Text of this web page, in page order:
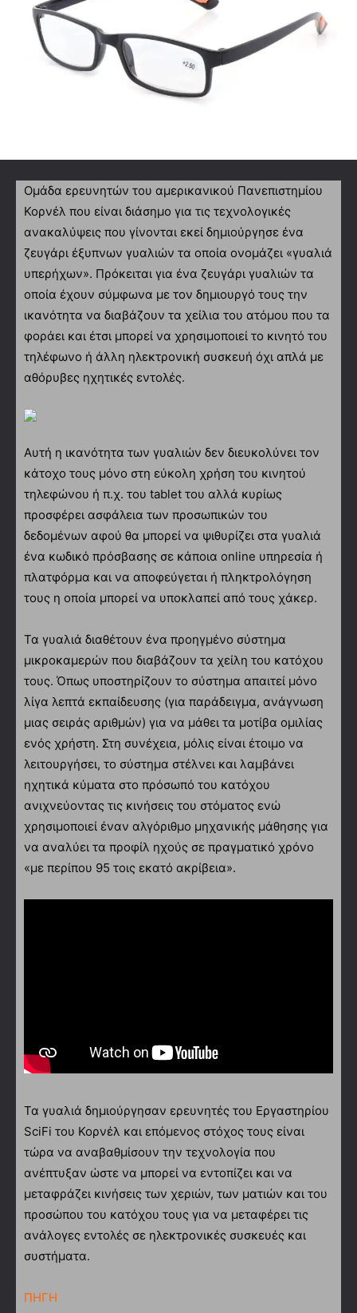
Ομάδα ερευνητών του αμερικανικού Πανεπιστημίου
Κορνέλ που είναι διάσημο για τις τεχνολογικές
ανακαλύψεις που γίνονται εκεί δημιούργησε ένα
ζευγάρι έξυπνων γυαλιών τα οποία ονομάζει «γυαλιά
υπερήχων». Πρόκειται για ένα ζευγάρι γυαλιών τα
οποία έχουν σύμφωνα με τον δημιουργό τους την
ικανότητα να διαβάζουν τα χείλια του ατόμου που τα
φοράει και έτσι μπορεί να χρησιμοποιεί το κινητό του
τηλέφωνο ή άλλη ηλεκτρονική συσκευή όχι απλά με
αθόρυβες ηχητικές εντολές.
Αυτή η ικανότητα των γυαλιών δεν διευκολύνει τον
κάτοχο τους μόνο στη εύκολη χρήση του κινητού
τηλεφώνου ή π.χ. του tablet του αλλά κυρίως
προσφέρει ασφάλεια των προσωπικών του
δεδομένων αφού θα μπορεί να ψιθυρίζει στα γυαλιά
ένα κωδικό πρόσβασης σε κάποια online υπηρεσία ή
πλατφόρμα και να αποφεύγεται ή πληκτρολόγηση
τους η οποία μπορεί να υποκλαπεί από τους χάκερ.
Τα γυαλιά διαθέτουν ένα προηγμένο σύστημα
μικροκαμερών που διαβάζουν τα χείλη του κατόχου
τους. Όπως υποστηρίζουν το σύστημα απαιτεί μόνο
λίγα λεπτά εκπαίδευσης (για παράδειγμα, ανάγνωση
μιας σειράς αριθμών) για να μάθει τα μοτίβα ομιλίας
ενός χρήστη. Στη συνέχεια, μόλις είναι έτοιμο να
λειτουργήσει, το σύστημα στέλνει και λαμβάνει
ηχητικά κύματα στο πρόσωπό του κατόχου
ανιχνεύοντας τις κινήσεις του στόματος ενώ
χρησιμοποιεί έναν αλγόριθμο μηχανικής μάθησης για
να αναλύει τα προφίλ ηχούς σε πραγματικό χρόνο
«με περίπου 95 τοις εκατό ακρίβεια».
Τα γυαλιά δημιούργησαν ερευνητές του Εργαστηρίου
SciFi του Κορνέλ και επόμενος στόχος τους είναι
τώρα να αναβαθμίσουν την τεχνολογία που
ανέπτυξαν ώστε να μπορεί να εντοπίζει και να
μεταφράζει κινήσεις των χεριών, των ματιών και του
προσώπου του κατόχου τους για να μεταφέρει τις
ανάλογες εντολές σε ηλεκτρονικές συσκευές και
συστήματα.
ΠΗΓΗ